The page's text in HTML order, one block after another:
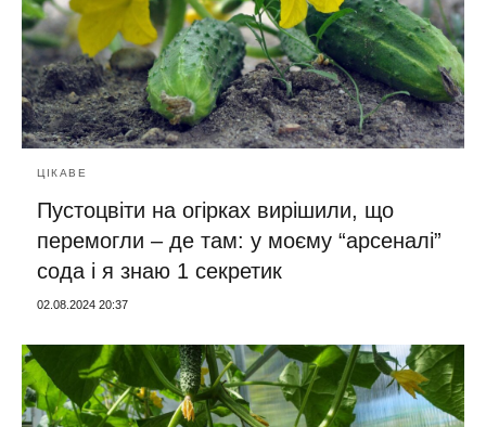
ЦІКАВЕ
Пустоцвіти на огірках вирішили, що
перемогли – де там: у моєму “арсеналі”
сода і я знаю 1 секретик
02.08.2024 20:37